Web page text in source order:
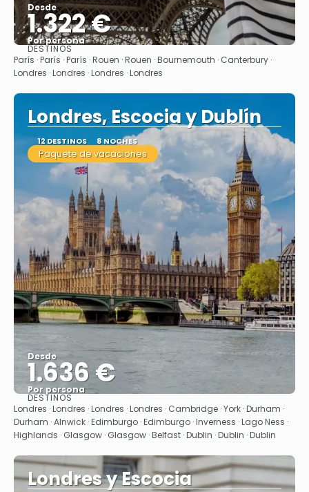
Desde
1.322 €
Por persona
Ver
DESTINOS
París · París · París · Rouen · Rouen · Bournemouth · Canterbury ·
Londres · Londres · Londres · Londres
Londres, Escocia y Dublín
12 DESTINOS 8 NOCHES
Paquete de vacaciones
Desde
1.636 €
Por persona
Ver
DESTINOS
Londres · Londres · Londres · Londres · Cambridge · York · Durham ·
Durham · Alnwick · Edimburgo · Edimburgo · Inverness · Lago Ness ·
Highlands · Glasgow · Glasgow · Belfast · Dublin · Dublin · Dublin
Londres y Escocia